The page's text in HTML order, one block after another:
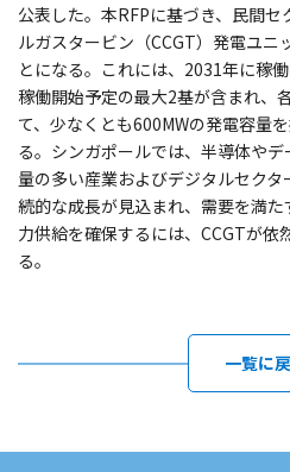
公表した。本RFPに基づき、民間
ルガスタービン（CCGT）発電ユニ
とになる。これには、2031年に稼
稼働開始予定の最大2基が含まれ、
て、少なくとも600MWの発電容量
る。シンガポールでは、半導体や
量の多い産業およびデジタルセク
続的な成長が見込まれ、需要を満
力供給を確保するには、CCGTが依
る。
一覧に